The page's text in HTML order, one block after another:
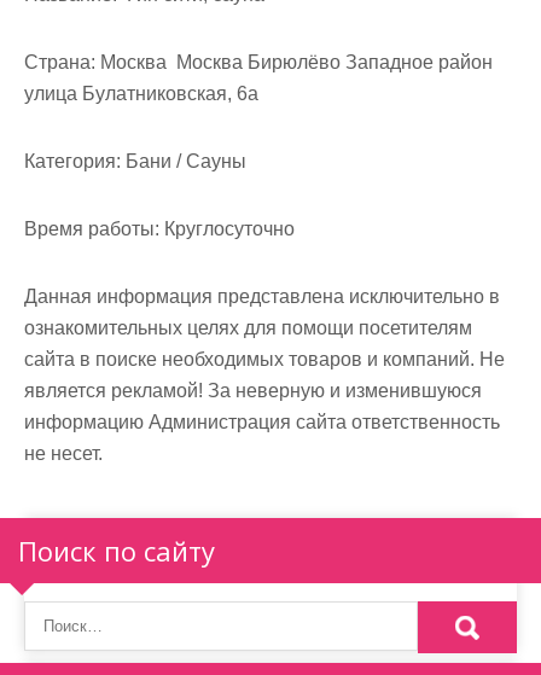
Страна: Москва Москва Бирюлёво Западное район
улица Булатниковская, 6а
Категория: Бани / Сауны
Время работы: Круглосуточно
Данная информация представлена исключительно в
ознакомительных целях для помощи посетителям
сайта в поиске необходимых товаров и компаний. Не
является рекламой! За неверную и изменившуюся
информацию Администрация сайта ответственность
не несет.
Поиск по сайту